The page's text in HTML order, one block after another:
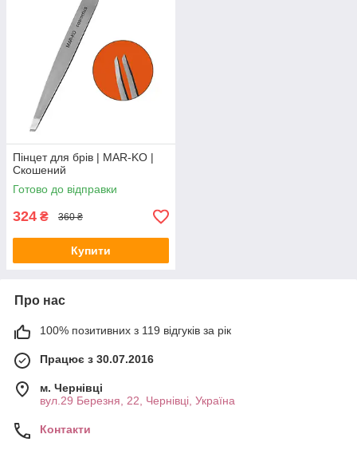
Пінцет для брів | MAR-KO |
Скошений
Готово до відправки
324 ₴ 360 ₴
Купити
Про нас
100% позитивних з 119 відгуків за рік
Працює з 30.07.2016
м. Чернівці
вул.29 Березня, 22, Чернівці, Україна
Контакти